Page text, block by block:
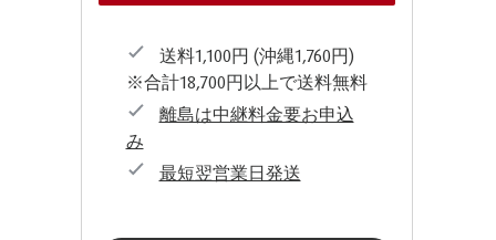
送料1,100円 (沖縄1,760円)
※合計18,700円以上で送料無料
離島は中継料金要お申込
み
最短翌営業日発送